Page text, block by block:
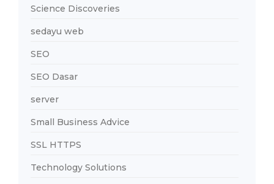
Science Discoveries
sedayu web
SEO
SEO Dasar
server
Small Business Advice
SSL HTTPS
Technology Solutions